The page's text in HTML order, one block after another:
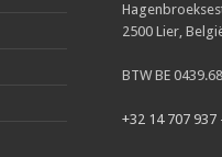
2500 Lier,
BTW BE
+32 14 707 937